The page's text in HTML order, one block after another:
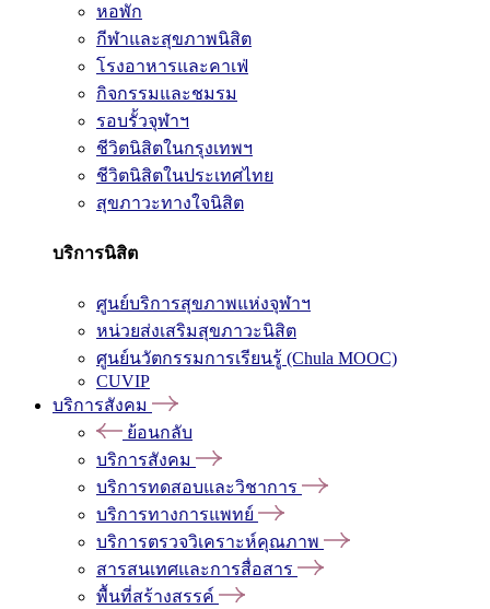
หอพัก
กีฬาและสุขภาพนิสิต
โรงอาหารและคาเฟ่
กิจกรรมและชมรม
รอบรั้วจุฬาฯ
ชีวิตนิสิตในกรุงเทพฯ
ชีวิตนิสิตในประเทศไทย
สุขภาวะทางใจนิสิต
บริการนิสิต
ศูนย์บริการสุขภาพแห่งจุฬาฯ
หน่วยส่งเสริมสุขภาวะนิสิต
ศูนย์นวัตกรรมการเรียนรู้ (Chula MOOC)
CUVIP
บริการสังคม
ย้อนกลับ
บริการสังคม
บริการทดสอบและวิชาการ
บริการทางการแพทย์
บริการตรวจวิเคราะห์คุณภาพ
สารสนเทศและการสื่อสาร
พื้นที่สร้างสรรค์